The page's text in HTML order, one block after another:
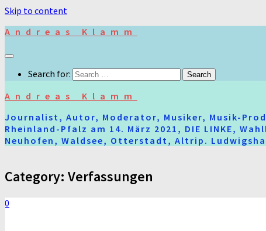
Skip to content
Andreas Klamm
Search for:
Andreas Klamm
Journalist, Autor, Moderator, Musiker, Musik-
Rheinland-Pfalz am 14. März 2021, DIE LINKE,
Neuhofen, Waldsee, Otterstadt, Altrip.
Category: Verfassungen
0